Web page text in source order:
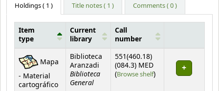
Holdings( 1 ) Title notes ( 1 ) Comments ( 0 )
Holdings
Item
type
Current
library
Call
number
Mapa
- Material
cartográfico
Biblioteca
Aranzadi
Biblioteca
General
551(460.18)
(084.3) MED
(Browse shelf(Opens below)
)